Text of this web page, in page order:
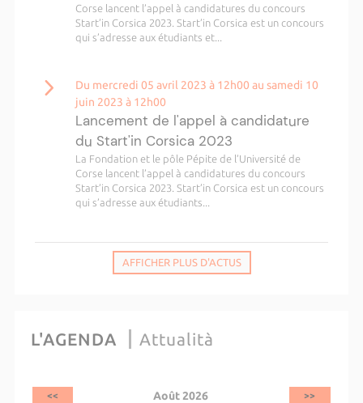
Corse lancent l’appel à candidatures du concours
Start’in Corsica 2023. Start’in Corsica est un concours
qui s’adresse aux étudiants et...
Du mercredi 05 avril 2023 à 12h00 au samedi 10
juin 2023 à 12h00
Lancement de l'appel à candidature
du Start'in Corsica 2023
La Fondation et le pôle Pépite de l’Université de
Corse lancent l’appel à candidatures du concours
Start’in Corsica 2023. Start’in Corsica est un concours
qui s’adresse aux étudiants...
AFFICHER PLUS D'ACTUS
L'AGENDA Attualità
<< Août 2026
>>